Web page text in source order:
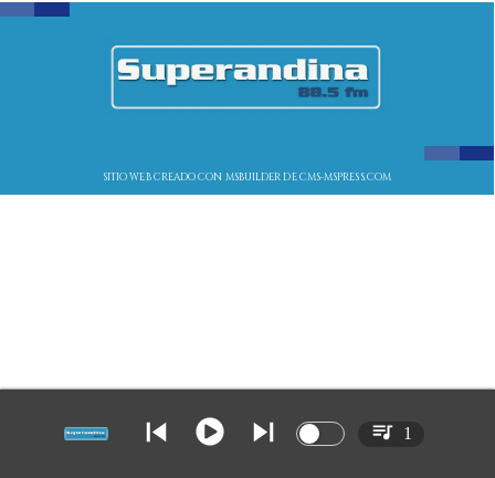
SITIO WEB CREADO CON MSBUILDER DE CMS-MSPRESS.COM
1